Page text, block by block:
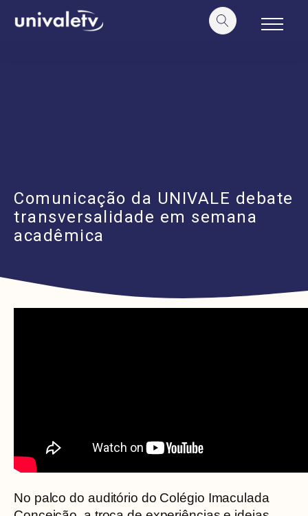
conteúdo
Comunicação da UNIVALE debate
transversalidade em semana
acadêmica
No palco do auditório do Colégio Imaculada